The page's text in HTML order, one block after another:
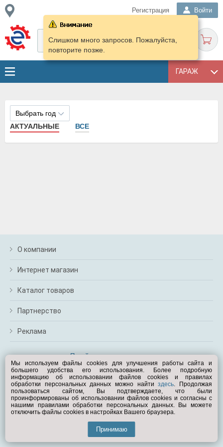
Регистрация Войти
ГАРАЖ
Слишком много запросов. Пожалуйста,
повторите позже.
Выбрать год
АКТУАЛЬНЫЕ
ВСЕ
О компании
Интернет магазин
Каталог товаров
Партнерство
Реклама
Перейти на полную версию
Вам помочь?
© Exist.ru 1998—2026
Мы используем файлы cookies для улучшения работы сайта и
большего удобства его использования. Более подробную
информацию об использовании файлов cookies и правилах
обработки персональных данных можно найтиздесь. Продолжая
пользоваться сайтом, Вы подтверждаете, что были
проинформированы об использовании файлов cookies и согласны с
нашими правилами обработки персональных данных. Вы можете
отключить файлы cookies в настройках Вашего браузера.
Принимаю